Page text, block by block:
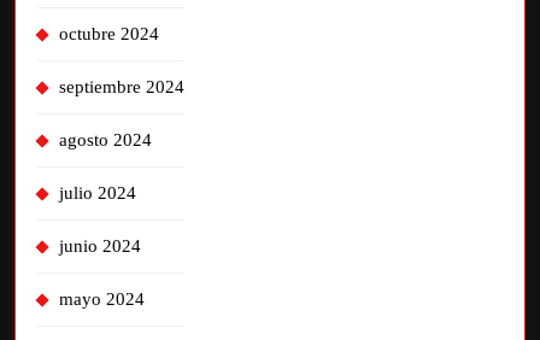
octubre 2024
septiembre 2024
agosto 2024
julio 2024
junio 2024
mayo 2024